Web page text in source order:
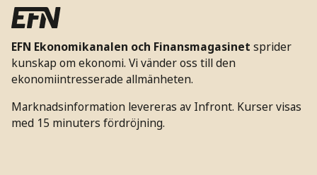
EFN Ekonomikanalen och Finansmagasinet sprider
kunskap om ekonomi. Vi vänder oss till den
ekonomiintresserade allmänheten.
Marknadsinformation levereras av Infront. Kurser visas
med 15 minuters fördröjning.